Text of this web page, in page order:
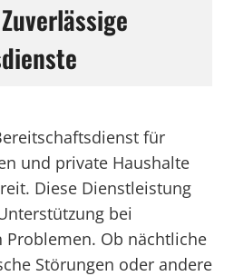
für
und private Haushalte
Diese Dienstleistung
bei
Problemen. Ob nächtliche
Störungen oder andere